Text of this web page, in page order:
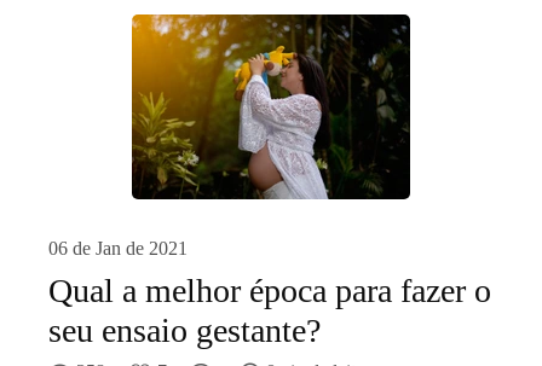
06 de Jan de 2021
Qual a melhor época para fazer o
seu ensaio gestante?